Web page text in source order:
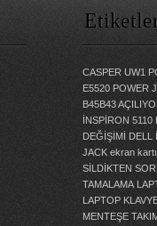
CASPER UW1
E5520 POWER
B45B43
İNSPİRON
DEĞİŞİMİ
DELL
JACK ekran
SİLDİKTEN
TAMALAMA
LAPTOP
MENTEŞE